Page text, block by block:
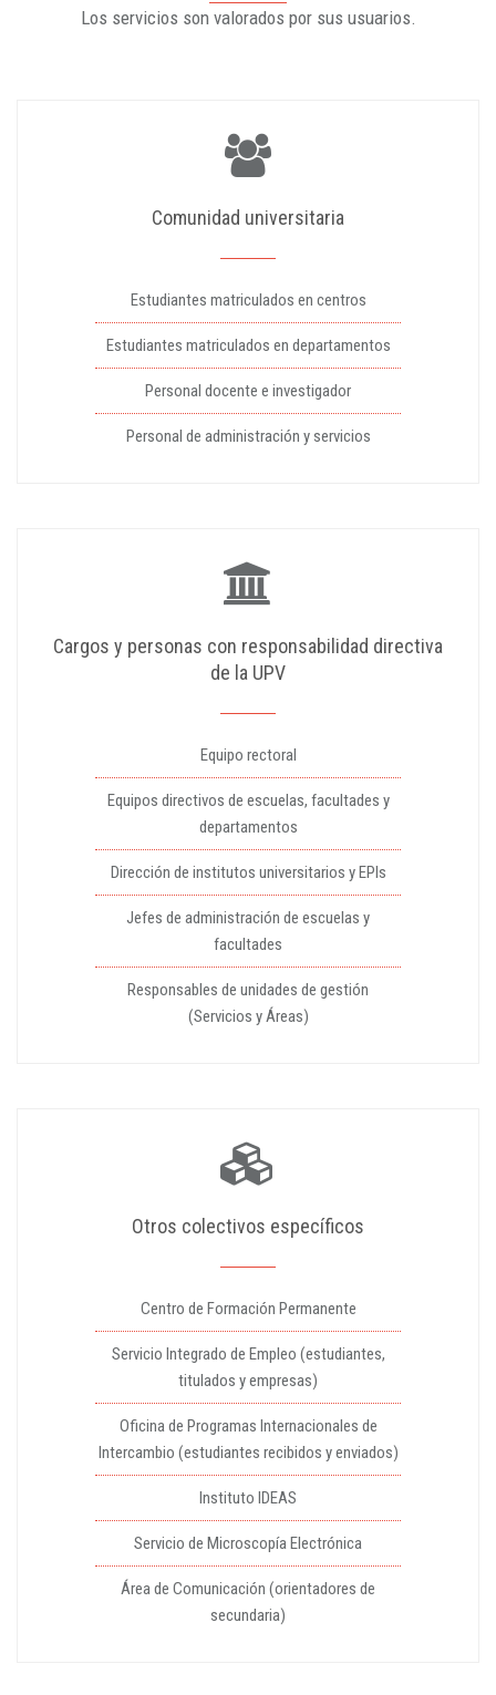
Los servicios son valorados por sus usuarios.
Comunidad universitaria
Estudiantes matriculados en centros
Estudiantes matriculados en departamentos
Personal docente e investigador
Personal de administración y servicios
Cargos y personas con responsabilidad directiva
de la UPV
Equipo rectoral
Equipos directivos de escuelas, facultades y
departamentos
Dirección de institutos universitarios y EPIs
Jefes de administración de escuelas y
facultades
Responsables de unidades de gestión
(Servicios y Áreas)
Otros colectivos específicos
Centro de Formación Permanente
Servicio Integrado de Empleo (estudiantes,
titulados y empresas)
Oficina de Programas Internacionales de
Intercambio (estudiantes recibidos y enviados)
Instituto IDEAS
Servicio de Microscopía Electrónica
Área de Comunicación (orientadores de
secundaria)